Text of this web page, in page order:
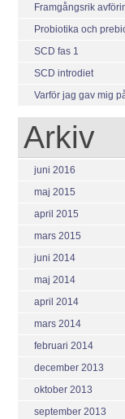
Framgångsrik
Probiotika och
SCD fas 1
SCD introdiet
Varför jag gav mig
Arkiv
juni 2016
maj 2015
april 2015
mars 2015
juni 2014
maj 2014
april 2014
mars 2014
februari 2014
december 2013
oktober 2013
september 2013